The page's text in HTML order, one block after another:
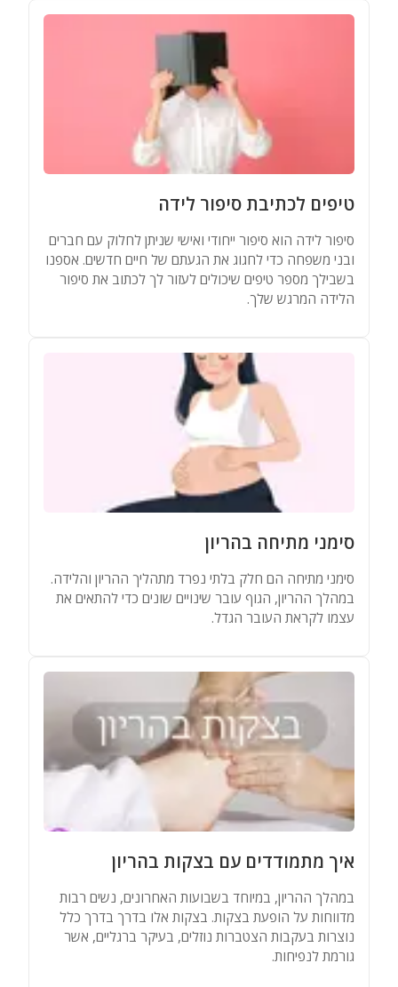
טיפים לכתיבת סיפור לידה
סיפור לידה הוא סיפור ייחודי ואישי שניתן לחלוק עם חברים
ובני משפחה כדי לחגוג את הגעתם של חיים חדשים. אספנו
בשבילך מספר טיפים שיכולים לעזור לך לכתוב את סיפור
הלידה המרגש שלך.
סימני מתיחה בהריון
סימני מתיחה הם חלק בלתי נפרד מתהליך ההריון והלידה.
במהלך ההריון, הגוף עובר שינויים שונים כדי להתאים את
עצמו לקראת העובר הגדל.
איך מתמודדים עם בצקות בהריון
במהלך ההריון, במיוחד בשבועות האחרונים, נשים רבות
מדווחות על הופעת בצקות. בצקות אלו בדרך בדרך כלל
נוצרות בעקבות הצטברות נוזלים, בעיקר ברגליים, אשר
גורמת לנפיחות.